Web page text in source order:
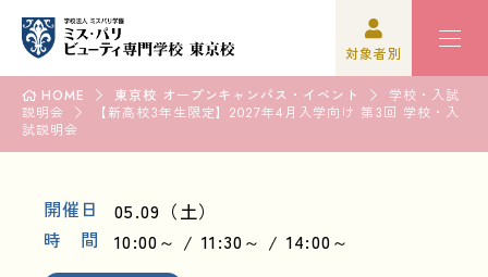
対象者別
高校3年生の方
再進学をご検討の方
学校紹介
オープンキャンパス・イベント
HOME 東京校 オープンキャンパス・イベント
学校・入試
説明会
【新高校3年生限定】2027年4月入学向け 第3回 学校・入
試説明会
開催日
05.09（土）
時 間
10:00～ 11:30～ 14:00～